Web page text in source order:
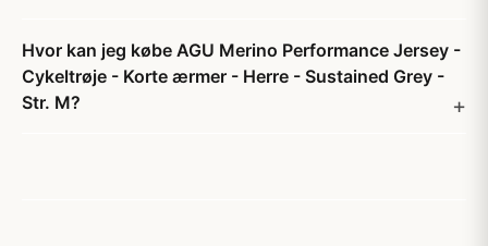
Hvor kan jeg købe AGU Merino Performance Jersey -
Cykeltrøje - Korte ærmer - Herre - Sustained Grey -
Str. M?